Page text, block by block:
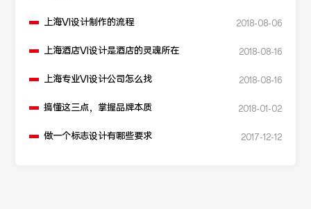
上海VI设计制作的流程 2018-08-06
上海酒店VI设计是酒店的灵魂所在 2018-08-16
上海专业VI设计公司怎么找 2018-08-16
搞懂这三点，掌握品牌本质 2018-01-02
做一个标志设计有哪些要求 2017-12-12